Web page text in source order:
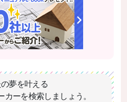
夢を叶える
ーを検索しましょう。